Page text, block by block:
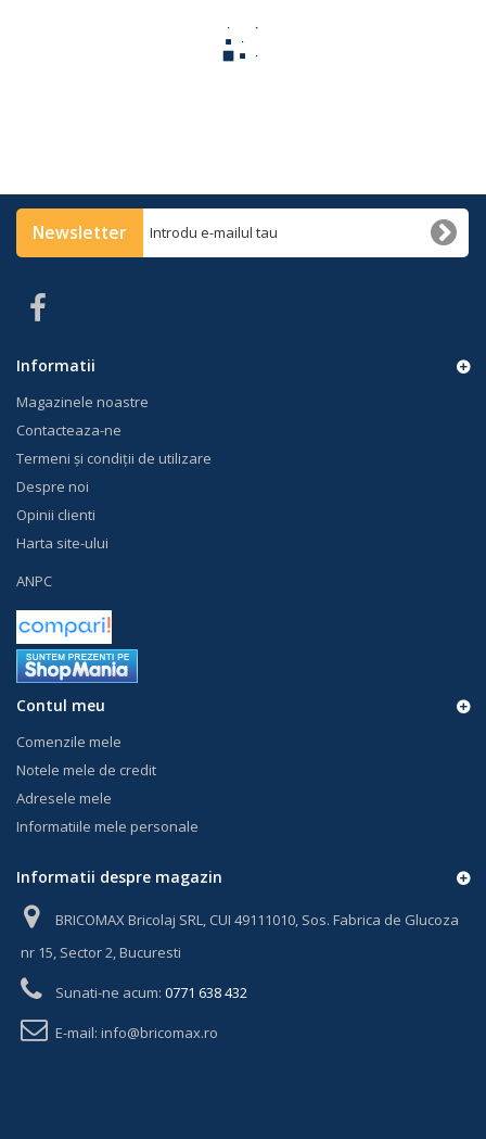
Newsletter
Informatii
Magazinele noastre
Contacteaza-ne
Termeni și condiții de utilizare
Despre noi
Opinii clienti
Harta site-ului
ANPC
Contul meu
Comenzile mele
Notele mele de credit
Adresele mele
Informatiile mele personale
Informatii despre magazin
BRICOMAX Bricolaj SRL, CUI 49111010, Sos. Fabrica de Glucoza
nr 15, Sector 2, Bucuresti
Sunati-ne acum: 0771 638 432
E-mail: info@bricomax.ro